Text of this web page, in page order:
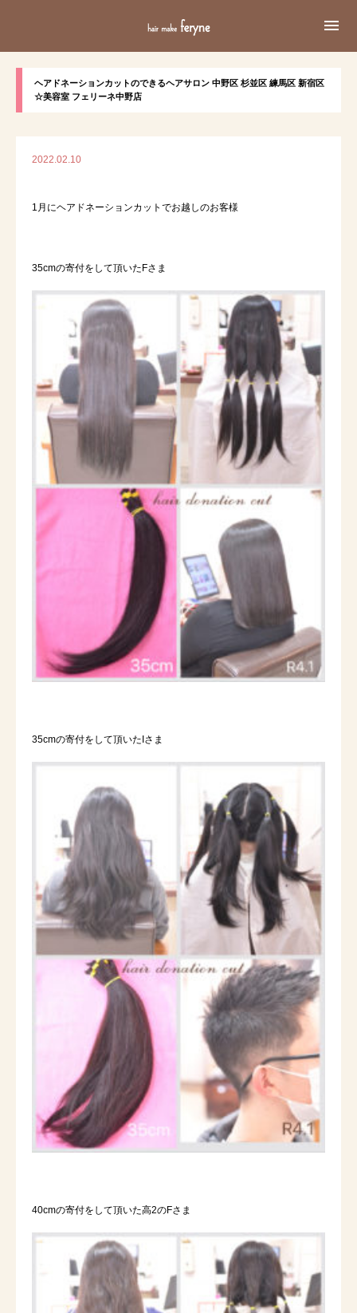

ヘアドネーションカットのできるヘアサロン 中野区 杉並区 練馬区 新宿区
☆美容室 フェリーネ中野店
2022.02.10
1月にヘアドネーションカットでお越しのお客様
35cmの寄付をして頂いたFさま
35cmの寄付をして頂いたIさま
40cmの寄付をして頂いた高2のFさま